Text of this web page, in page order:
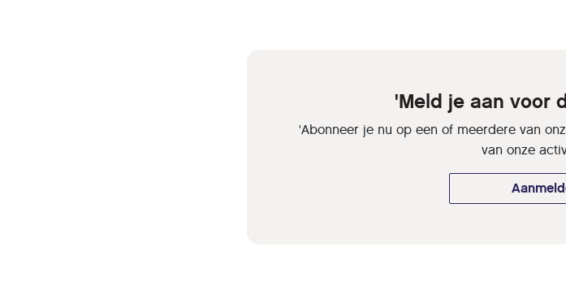
'Meld je aan voor
'Abonneer je nu op een of meerdere van
van onze